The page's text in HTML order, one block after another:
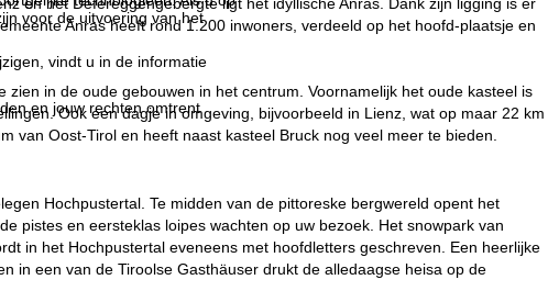
voor de uitvoering van het
vindt u in de informatie
en jouw rechten omtrent
Anras heeft rond 1.200 inwoners, verdeeld op het hoofd-plaatsje en
in de oude gebouwen in het centrum. Voornamelijk het oude kasteel is
Ook een dagje in omgeving, bijvoorbeeld in Lienz, wat op maar 22 km
van Oost-Tirol en heeft naast kasteel Bruck nog veel meer te bieden.
Hochpustertal. Te midden van de pittoreske bergwereld opent het
pistes en eersteklas loipes wachten op uw bezoek. Het snowpark van
in het Hochpustertal eveneens met hoofdletters geschreven. Een heerlijke
in een van de Tiroolse Gasthäuser drukt de alledaagse heisa op de